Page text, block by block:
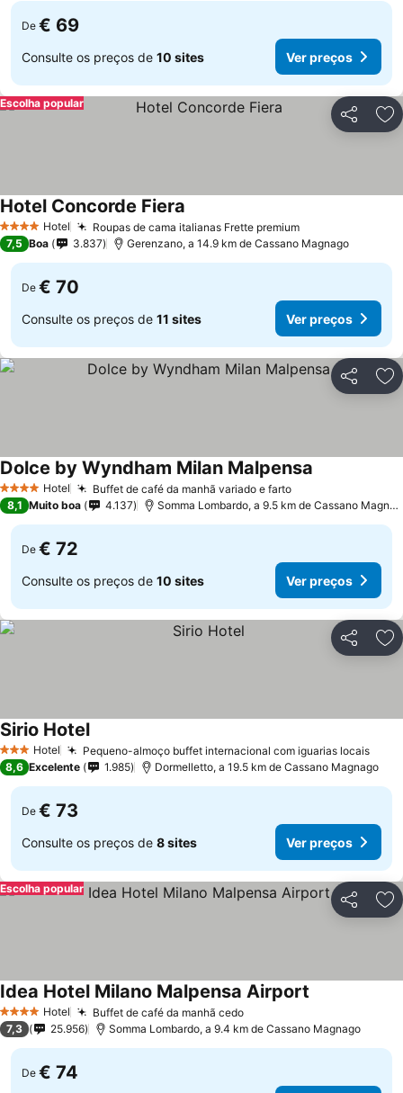
De € 69
Consulte os preços de 10 sites Ver preços
Partilhar
Escolha popular
4 EstrelasHotel Roupas de cama italianas Frette premiumVer preços
Hotel Concorde Fiera
7,5 Boa 3.837 Gerenzano, a 14.9 km de Cassano Magnago
De € 70
Consulte os preços de 11 sites Ver preços
Partilhar
4 EstrelasHotel Buffet de café da manhã variado e fartoVer preços
Dolce by Wyndham Milan Malpensa
8,1 Muito boa 4.137 Somma Lombardo, a 9.5 km de Cassano
De € 72
Consulte os preços de 10 sites Ver preços
Partilhar
3 EstrelasHotel Pequeno-almoço buffet internacional com iguarias locaisVer
Sirio HotelVer preços
8,6 Excelente 1.985 Dormelletto, a 19.5 km de Cassano Magnago
De € 73
Consulte os preços de 8 sites Ver preços
Partilhar
Escolha popular
4 EstrelasHotel Buffet de café da manhã cedoVer preços
Idea Hotel Milano Malpensa Airport
7,3 25.956 Somma Lombardo, a 9.4 km de Cassano Magnago
De € 74